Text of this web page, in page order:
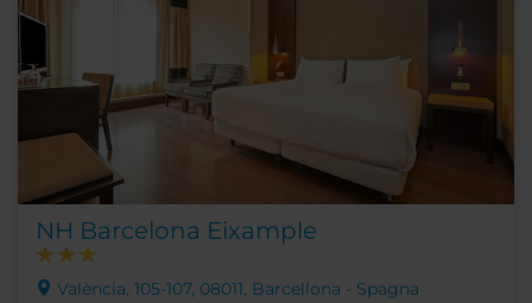
NH Barcelona Eixample
València, 105-107, 08011, Barcellona - Spagna